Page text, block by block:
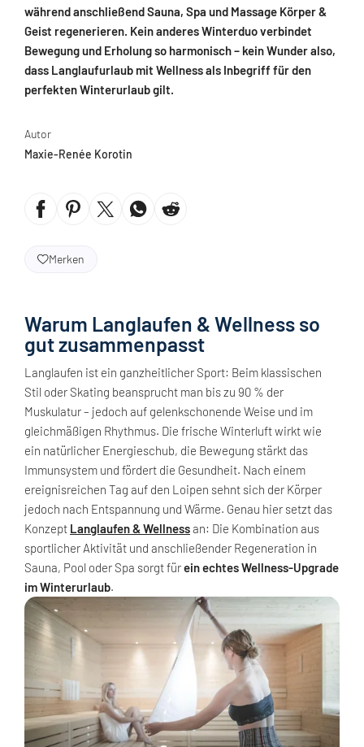
während anschließend Sauna, Spa und Massage Körper &
Geist regenerieren. Kein anderes Winterduo verbindet
Bewegung und Erholung so harmonisch – kein Wunder also,
dass Langlaufurlaub mit Wellness als Inbegriff für den
perfekten Winterurlaub gilt.
Autor
Maxie-Renée Korotin
Merken
Warum Langlaufen & Wellness so
gut zusammenpasst
Langlaufen ist ein ganzheitlicher Sport: Beim klassischen
Stil oder Skating beansprucht man bis zu 90 % der
Muskulatur – jedoch auf gelenkschonende Weise und im
gleichmäßigen Rhythmus. Die frische Winterluft wirkt wie
ein natürlicher Energieschub, die Bewegung stärkt das
Immunsystem und fördert die Gesundheit. Nach einem
ereignisreichen Tag auf den Loipen sehnt sich der Körper
jedoch nach Entspannung und Wärme. Genau hier setzt das
Konzept Langlaufen & Wellnessan: Die Kombination aus
sportlicher Aktivität und anschließender Regeneration in
Sauna, Pool oder Spa sorgt fürein echtes Wellness-Upgrade
im Winterurlaub.